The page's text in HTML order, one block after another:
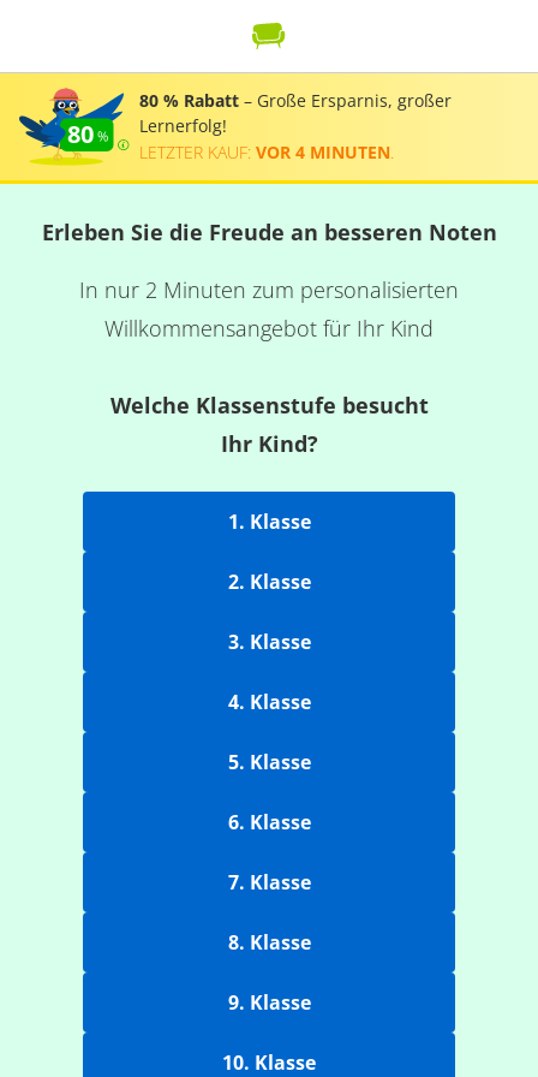
80
80 % Rabatt – Große Ersparnis, großer
Lernerfolg!
LETZTER KAUF: VOR 4 MINUTEN
Erleben Sie die Freude an besseren Noten
In nur 2 Minuten zum personalisierten
Willkommensangebot für Ihr Kind
Welche Klassenstufe besucht
Ihr Kind?
1. Klasse
2. Klasse
3. Klasse
4. Klasse
5. Klasse
6. Klasse
7. Klasse
8. Klasse
9. Klasse
10. Klasse